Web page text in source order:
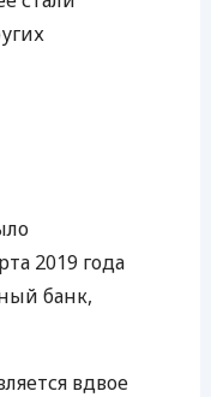
ЕЖЕМЕСЯЧНЫЙ ОБЗОР
2019 года
банк,
вдвое